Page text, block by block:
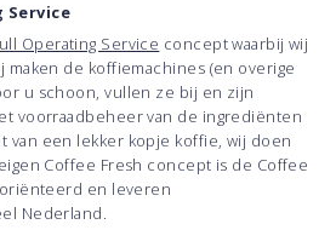
Service
Operating Service concept waarbij wij
maken de koffiemachines (en overige
u schoon, vullen ze bij en zijn
voorraadbeheer van de ingrediënten
van een lekker kopje koffie, wij doen
Coffee Fresh concept is de Coffee
en leveren
Nederland.